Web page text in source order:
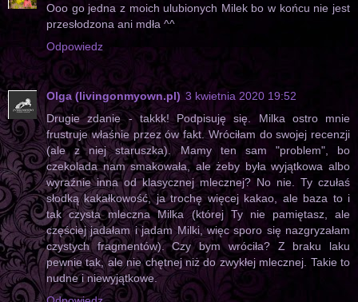
Ooo go jedna z moich ulubionych Milek bo w końcu nie jest
przesłodzona ani mdła ^^
Odpowiedz
Olga (livingonmyown.pl) 3 kwietnia 2020 19:52
Drugie zdanie - takkk! Podpisuję się. Milka ostro mnie
frustruje właśnie przez ów fakt. Wróciłam do swojej recenzji
(ale z niej staruszka). Mamy ten sam "problem", bo
czekolada nam smakowała, ale żeby była wyjątkowa albo
wyraźnie inna od klasycznej mlecznej? No nie. Ty czułaś
słodką kakałkowość, ja trochę więcej kakao, ale baza to i
tak czysta mleczna Milka (której Ty nie pamiętasz, ale
częściej jadałam i jadam Milki, więc sporo się nazgryzałam
czystych fragmentów). Czy bym wróciła? Z braku laku
pewnie tak, ale nie chętnej niż do zwykłej mlecznej. Takie to
nudne i niewyjątkowe.